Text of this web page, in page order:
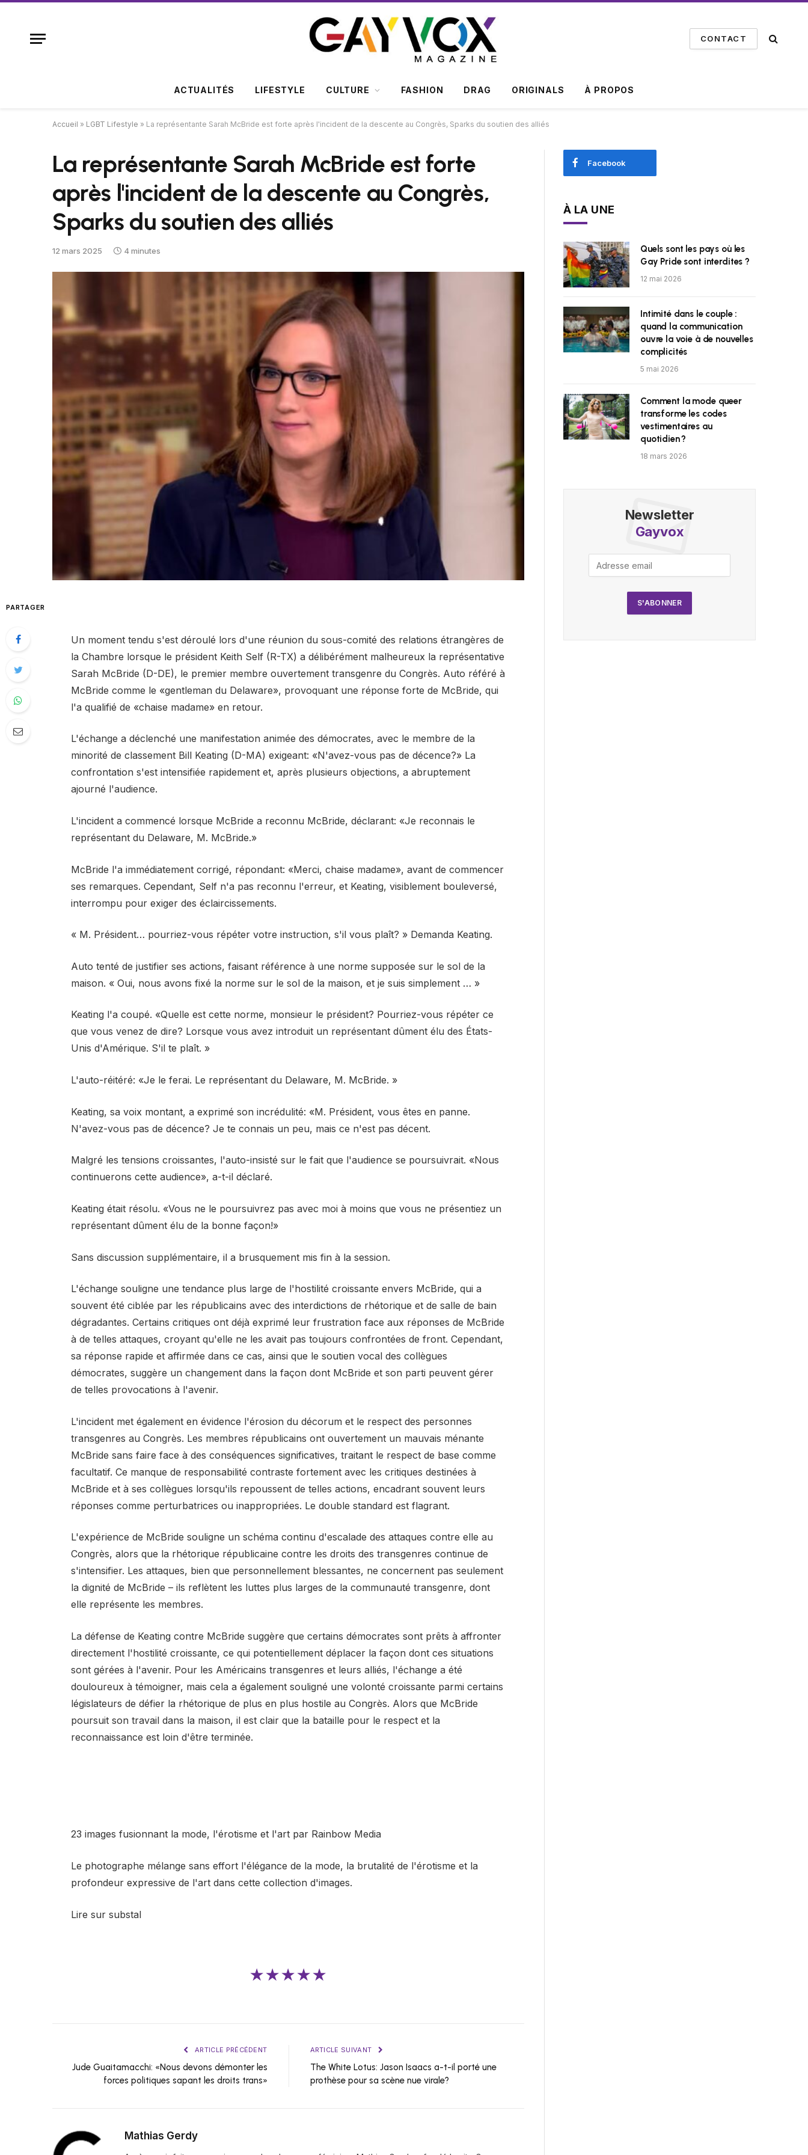
CONTACT
ACTUALITÉS LIFESTYLE CULTURE FASHION DRAG ORIGINALS À PROPOS
Accueil » LGBT Lifestyle » La représentante Sarah McBride est forte après l'incident de la descente au Congrès, Sparks du soutien des alliés
La représentante Sarah McBride est forte
après l'incident de la descente au Congrès,
Sparks du soutien des alliés
12 mars 2025 4 minutes
PARTAGER
Un moment tendu s'est déroulé lors d'une réunion du sous-comité des relations étrangères de
la Chambre lorsque le président Keith Self (R-TX) a délibérément malheureux la représentative
Sarah McBride (D-DE), le premier membre ouvertement transgenre du Congrès. Auto référé à
McBride comme le «gentleman du Delaware», provoquant une réponse forte de McBride, qui
l'a qualifié de «chaise madame» en retour.
L'échange a déclenché une manifestation animée des démocrates, avec le membre de la
minorité de classement Bill Keating (D-MA) exigeant: «N'avez-vous pas de décence?» La
confrontation s'est intensifiée rapidement et, après plusieurs objections, a abruptement
ajourné l'audience.
L'incident a commencé lorsque McBride a reconnu McBride, déclarant: «Je reconnais le
représentant du Delaware, M. McBride.»
McBride l'a immédiatement corrigé, répondant: «Merci, chaise madame», avant de commencer
ses remarques. Cependant, Self n'a pas reconnu l'erreur, et Keating, visiblement bouleversé,
interrompu pour exiger des éclaircissements.
« M. Président… pourriez-vous répéter votre instruction, s'il vous plaît? » Demanda Keating.
Auto tenté de justifier ses actions, faisant référence à une norme supposée sur le sol de la
maison. « Oui, nous avons fixé la norme sur le sol de la maison, et je suis simplement … »
Keating l'a coupé. «Quelle est cette norme, monsieur le président? Pourriez-vous répéter ce
que vous venez de dire? Lorsque vous avez introduit un représentant dûment élu des États-
Unis d'Amérique. S'il te plaît. »
L'auto-réitéré: «Je le ferai. Le représentant du Delaware, M. McBride. »
Keating, sa voix montant, a exprimé son incrédulité: «M. Président, vous êtes en panne.
N'avez-vous pas de décence? Je te connais un peu, mais ce n'est pas décent.
Malgré les tensions croissantes, l'auto-insisté sur le fait que l'audience se poursuivrait. «Nous
continuerons cette audience», a-t-il déclaré.
Keating était résolu. «Vous ne le poursuivrez pas avec moi à moins que vous ne présentiez un
représentant dûment élu de la bonne façon!»
Sans discussion supplémentaire, il a brusquement mis fin à la session.
L'échange souligne une tendance plus large de l'hostilité croissante envers McBride, qui a
souvent été ciblée par les républicains avec des interdictions de rhétorique et de salle de bain
dégradantes. Certains critiques ont déjà exprimé leur frustration face aux réponses de McBride
à de telles attaques, croyant qu'elle ne les avait pas toujours confrontées de front. Cependant,
sa réponse rapide et affirmée dans ce cas, ainsi que le soutien vocal des collègues
démocrates, suggère un changement dans la façon dont McBride et son parti peuvent gérer
de telles provocations à l'avenir.
L'incident met également en évidence l'érosion du décorum et le respect des personnes
transgenres au Congrès. Les membres républicains ont ouvertement un mauvais ménante
McBride sans faire face à des conséquences significatives, traitant le respect de base comme
facultatif. Ce manque de responsabilité contraste fortement avec les critiques destinées à
McBride et à ses collègues lorsqu'ils repoussent de telles actions, encadrant souvent leurs
réponses comme perturbatrices ou inappropriées. Le double standard est flagrant.
L'expérience de McBride souligne un schéma continu d'escalade des attaques contre elle au
Congrès, alors que la rhétorique républicaine contre les droits des transgenres continue de
s'intensifier. Les attaques, bien que personnellement blessantes, ne concernent pas seulement
la dignité de McBride – ils reflètent les luttes plus larges de la communauté transgenre, dont
elle représente les membres.
La défense de Keating contre McBride suggère que certains démocrates sont prêts à affronter
directement l'hostilité croissante, ce qui potentiellement déplacer la façon dont ces situations
sont gérées à l'avenir. Pour les Américains transgenres et leurs alliés, l'échange a été
douloureux à témoigner, mais cela a également souligné une volonté croissante parmi certains
législateurs de défier la rhétorique de plus en plus hostile au Congrès. Alors que McBride
poursuit son travail dans la maison, il est clair que la bataille pour le respect et la
reconnaissance est loin d'être terminée.
23 images fusionnant la mode, l'érotisme et l'art par Rainbow Media
Le photographe mélange sans effort l'élégance de la mode, la brutalité de l'érotisme et la
profondeur expressive de l'art dans cette collection d'images.
Lire sur substal
★★★★★
ARTICLE PRÉCÉDENT
Jude Guaitamacchi: «Nous devons démonter les
forces politiques sapant les droits trans»
ARTICLE SUIVANT
The White Lotus: Jason Isaacs a-t-il porté une
prothèse pour sa scène nue virale?
Mathias Gerdy
Facebook
À LA UNE
Quels sont les pays où les
Gay Pride sont interdites ?
12 mai 2026
Intimité dans le couple :
quand la communication
ouvre la voie à de nouvelles
complicités
5 mai 2026
Comment la mode queer
transforme les codes
vestimentaires au
quotidien ?
18 mars 2026
Newsletter
Gayvox